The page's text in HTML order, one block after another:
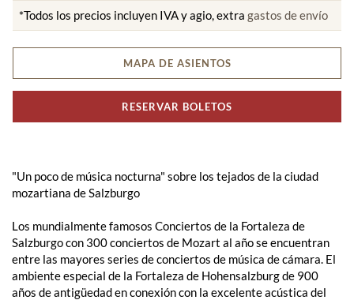
*Todos los precios incluyen IVA y agio, extra gastos de envío
MAPA DE ASIENTOS
RESERVAR BOLETOS
"Un poco de música nocturna" sobre los tejados de la ciudad
mozartiana de Salzburgo
Los mundialmente famosos Conciertos de la Fortaleza de
Salzburgo con 300 conciertos de Mozart al año se encuentran
entre las mayores series de conciertos de música de cámara. El
ambiente especial de la Fortaleza de Hohensalzburg de 900
años de antigüedad en conexión con la excelente acústica del